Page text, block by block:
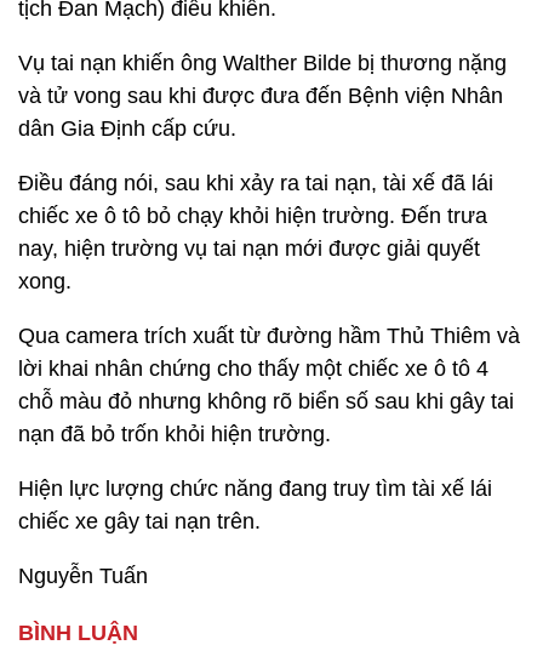
tịch Đan Mạch) điều khiển.
Vụ tai nạn khiến ông Walther Bilde bị thương nặng
và tử vong sau khi được đưa đến Bệnh viện Nhân
dân Gia Định cấp cứu.
Điều đáng nói, sau khi xảy ra tai nạn, tài xế đã lái
chiếc xe ô tô bỏ chạy khỏi hiện trường. Đến trưa
nay, hiện trường vụ tai nạn mới được giải quyết
xong.
Qua camera trích xuất từ đường hầm Thủ Thiêm và
lời khai nhân chứng cho thấy một chiếc xe ô tô 4
chỗ màu đỏ nhưng không rõ biển số sau khi gây tai
nạn đã bỏ trốn khỏi hiện trường.
Hiện lực lượng chức năng đang truy tìm tài xế lái
chiếc xe gây tai nạn trên.
Nguyễn Tuấn